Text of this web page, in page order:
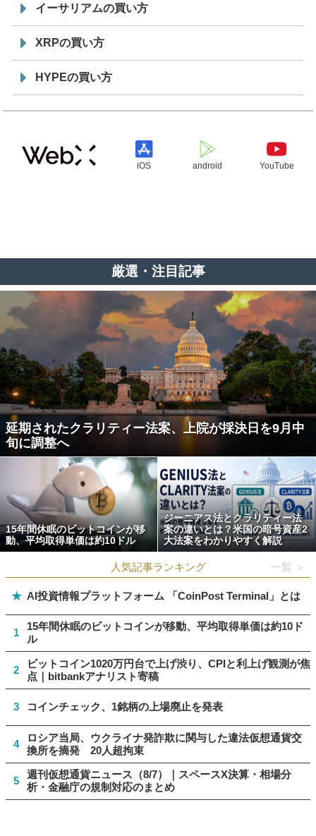
イーサリアムの買い方
XRPの買い方
HYPEの買い方
iOS android YouTube
厳選・注目記事
延期されたクラリティー法案、上院が採決日を9月中
旬に調整へ
15年間休眠のビットコインが移
動、平均取得単価は約10ドル
ジーニアス法とクラリティー法
案の違いとは？米国の暗号資産2
大法案をわかりやすく解説
人気記事ランキング 一覧 ＞
★ AI投資情報プラットフォーム 「CoinPost Terminal」とは
1
15年間休眠のビットコインが移動、平均取得単価は約10ド
ル
2
ビットコイン1020万円台で上げ渋り、CPIと利上げ観測が焦
点｜bitbankアナリスト寄稿
3 コインチェック、1銘柄の上場廃止を発表
4
ロシア当局、ウクライナ発詐欺に関与した違法仮想通貨交
換所を摘発 20人超拘束
5
週刊仮想通貨ニュース（8/7）｜スペースX決算・相場分
析・金融庁の規制対応のまとめ